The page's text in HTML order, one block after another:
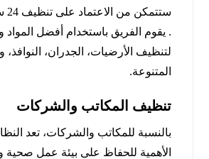
. يقوم الفريق باستخدام أفضل المواد
لتنظيف الأرضيات، الجدران، النوافذ،
المتنوعة.
تنظيف المكاتب والشركات
بالنسبة للمكاتب والشركات، تعد
الأهمية للحفاظ على بيئة عمل صحية